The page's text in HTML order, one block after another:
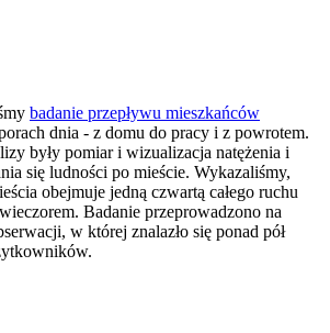
badanie przepływu mieszkańców
dnia - z domu do pracy i z powrotem.
były pomiar i wizualizacja natężenia i
się ludności po mieście. Wykazaliśmy,
obejmuje jedną czwartą całego ruchu
Badanie przeprowadzono na
w której znalazło się ponad pół